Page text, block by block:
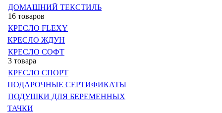
ДОМАШНИЙ ТЕКСТИЛЬ
16 товаров
КРЕСЛО FLEXY
КРЕСЛО ЖДУН
КРЕСЛО СОФТ
3 товара
КРЕСЛО СПОРТ
ПОДАРОЧНЫЕ СЕРТИФИКАТЫ
ПОДУШКИ ДЛЯ БЕРЕМЕННЫХ
ТАЧКИ